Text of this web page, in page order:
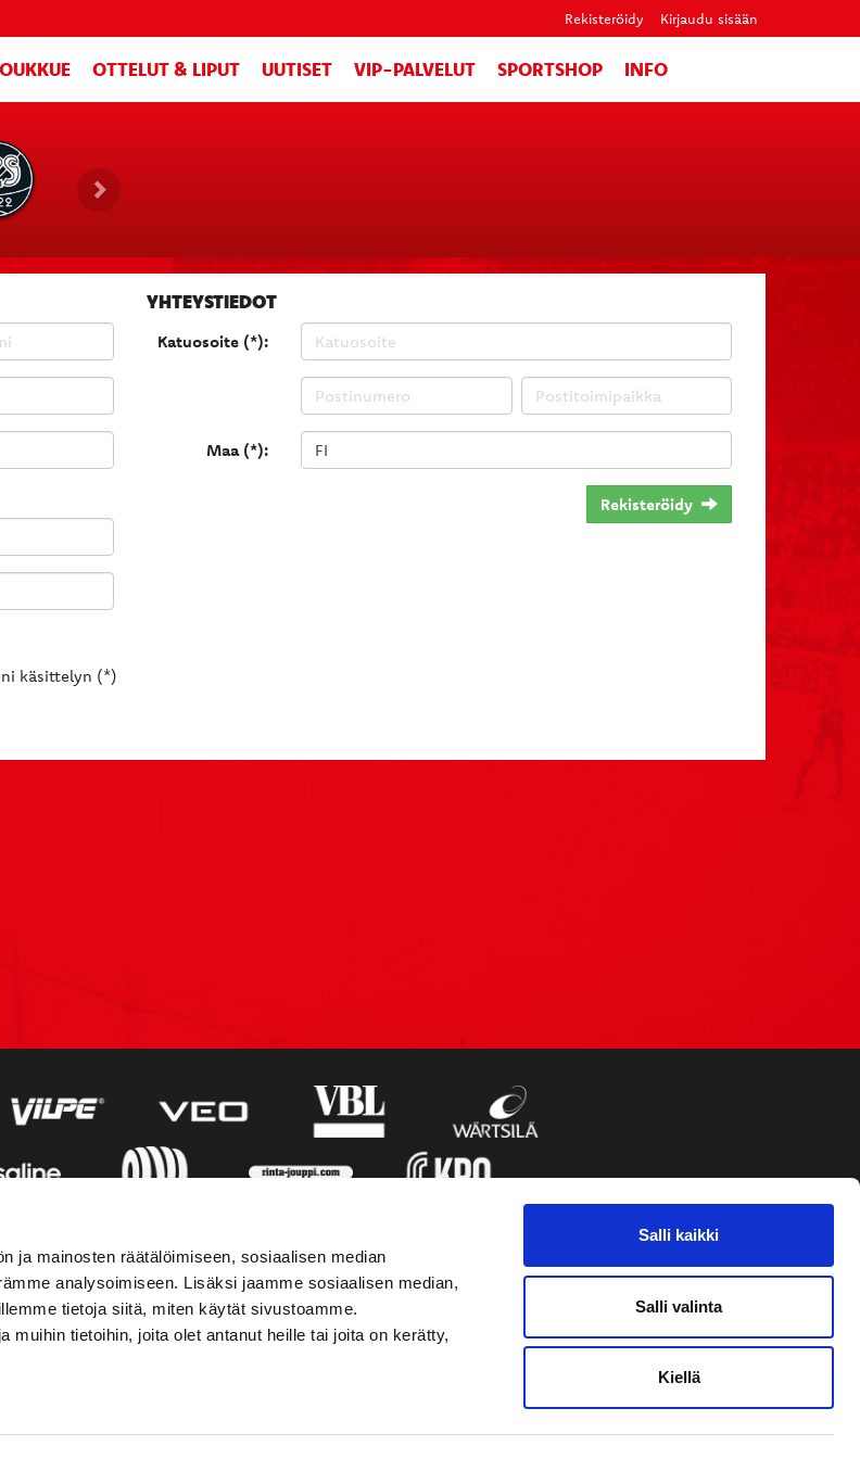
ja mainosten räätälöimiseen, sosiaalisen median
analysoimiseen. Lisäksi jaamme sosiaalisen median,
tietoja siitä, miten käytät sivustoamme.
muihin tietoihin, joita olet antanut heille tai joita on kerätty,
Salli kaikki
Salli valinta
Kiellä
Rekisteröidy Kirjaudu sisään
OTTELUT & LIPUT UUTISET VIP-PALVELUT SPORTSHOP INFO
YHTEYSTIEDOT
Katuosoite (*):
Maa (*):
Rekisteröidy
käsittelyn (*)
SOSIAALINEN MEDIA VAASAN SPORT UUTISKIRJE